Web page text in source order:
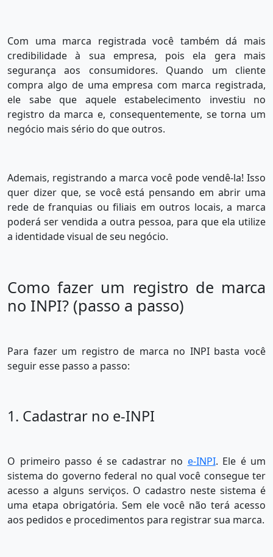
Com uma marca registrada você também dá mais
credibilidade à sua empresa, pois ela gera mais
segurança aos consumidores. Quando um cliente
compra algo de uma empresa com marca registrada,
ele sabe que aquele estabelecimento investiu no
registro da marca e, consequentemente, se torna um
negócio mais sério do que outros.
Ademais, registrando a marca você pode vendê-la! Isso
quer dizer que, se você está pensando em abrir uma
rede de franquias ou filiais em outros locais, a marca
poderá ser vendida a outra pessoa, para que ela utilize
a identidade visual de seu negócio.
Como fazer um registro de marca
no INPI? (passo a passo)
Para fazer um registro de marca no INPI basta você
seguir esse passo a passo:
1. Cadastrar no e-INPI
O primeiro passo é se cadastrar no e-INPI. Ele é um
sistema do governo federal no qual você consegue ter
acesso a alguns serviços. O cadastro neste sistema é
uma etapa obrigatória. Sem ele você não terá acesso
aos pedidos e procedimentos para registrar sua marca.